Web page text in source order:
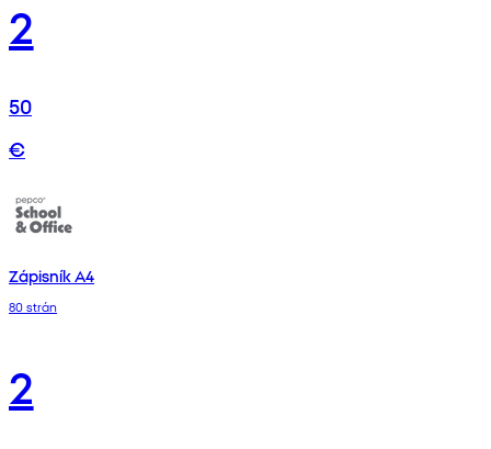
2
50
€
Zápisník A4
80 strán
2